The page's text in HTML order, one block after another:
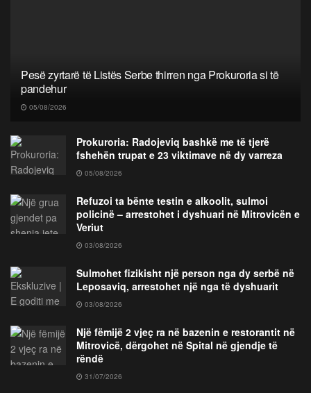
Pesë zyrtarë të Listës Serbe thirren nga Prokuroria si të
pandehur
05/08/2026
Prokuroria: Radojeviq bashkë me të tjerë
fshehën trupat e 23 viktimave në dy varreza
05/08/2026
Refuzoi ta bënte testin e alkoolit, sulmoi
policinë – arrestohet i dyshuari në Mitrovicën e
Veriut
03/08/2026
Sulmohet fizikisht një person nga dy serbë në
Leposaviq, arrestohet një nga të dyshuarit
03/08/2026
Një fëmijë 2 vjeç ra në bazenin e restorantit në
Mitrovicë, dërgohet në Spital në gjendje të
rëndë
31/07/2026